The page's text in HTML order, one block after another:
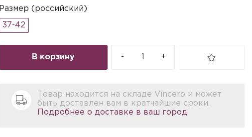
Размер (российский)
37-42
В корзину - +
Товар находится на складе Vincero и может
быть доставлен вам в кратчайшие сроки.
Подробнее о доставке в ваш город